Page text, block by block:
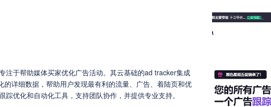
注于帮助媒体买家优化广告活动。其云基础的ad tracker集成
详细数据，帮助用户发现最有利的流量、广告、着陆页和优
优化和自动化工具，支持团队协作，并提供专业支持。